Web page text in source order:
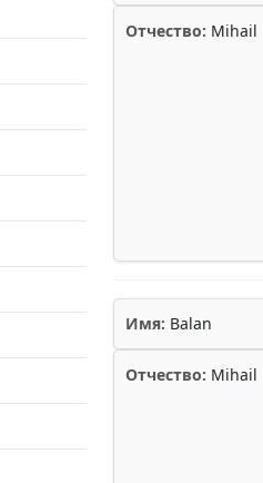
Отчество: Mihail
Имя: Balan
Отчество: Mihail